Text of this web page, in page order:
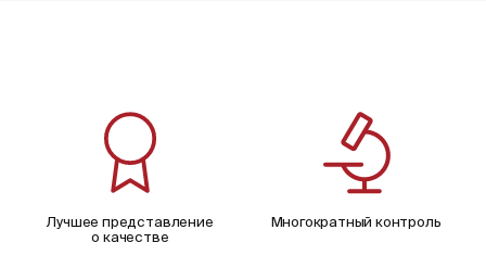
Лучшее представление
о качестве
Многократный контроль